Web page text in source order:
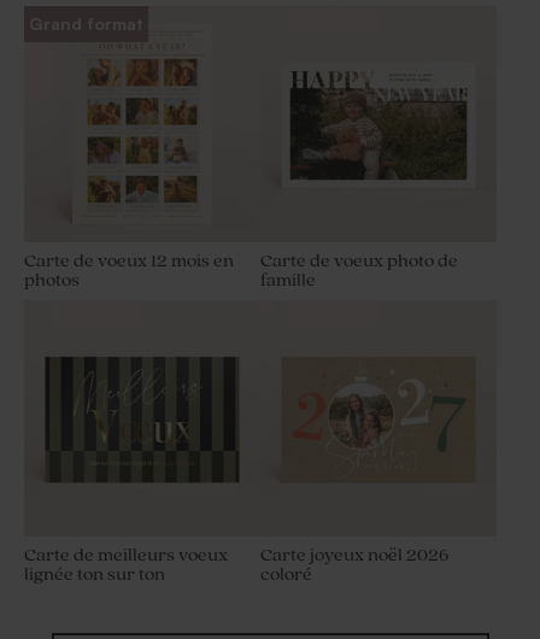
Grand format
Carte de voeux 12 mois en
photos
Carte de voeux photo de
famille
Carte de meilleurs voeux
lignée ton sur ton
Carte joyeux noël 2026
coloré